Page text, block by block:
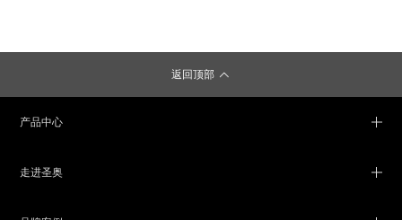
返回顶部
产品中心
走进圣奥